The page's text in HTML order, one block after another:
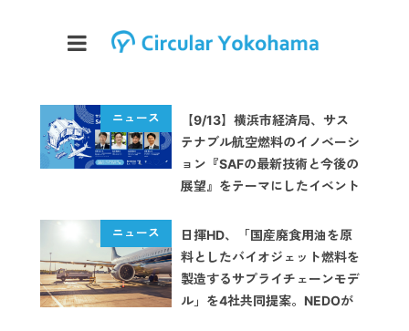
【9/13】横浜市経済局、サス
テナブル航空燃料のイノベーシ
ョン『SAFの最新技術と今後の
展望』をテーマにしたイベント
日揮HD、「国産廃食用油を原
料としたバイオジェット燃料を
製造するサプライチェーンモデ
ル」を4社共同提案。NEDOが